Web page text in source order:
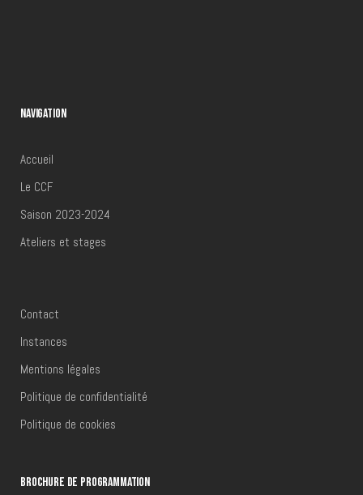
Ateliers et stages
NAVIGATION
Accueil
Le CCF
Saison 2023-2024
Ateliers et stages
Contact
Instances
Mentions légales
Politique de confidentialité
Politique de cookies
BROCHURE DE PROGRAMMATION